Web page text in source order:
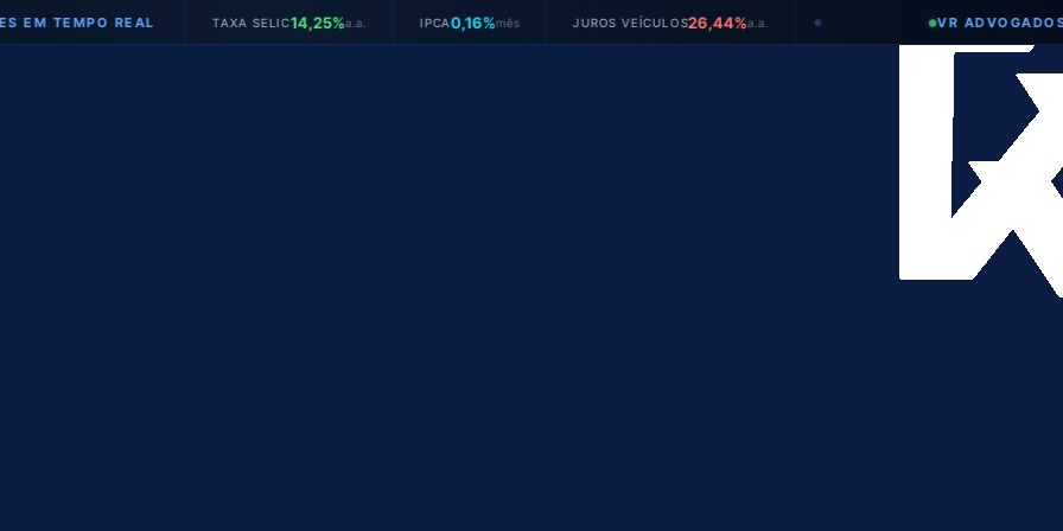
REAL TAXA SELIC14,25%a.a. IPCA 0,16%mês JUROS VEÍCULOS26,44%a.a. ● VR ADVOGADOS